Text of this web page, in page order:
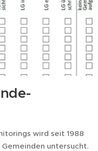
wird seit 1988
untersucht.